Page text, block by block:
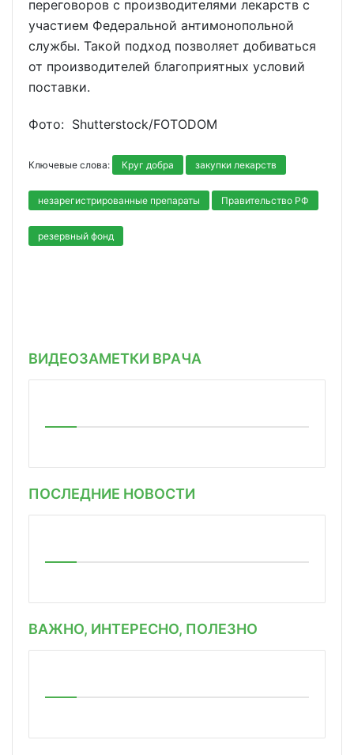
переговоров с производителями лекарств с
участием Федеральной антимонопольной
службы. Такой подход позволяет добиваться
от производителей благоприятных условий
поставки.
Фото: Shutterstoсk/FOTODOM
Ключевые слова: Круг добра закупки лекарств
незарегистрированные препараты Правительство РФ
резервный фонд
ВИДЕОЗАМЕТКИ ВРАЧА
ПОСЛЕДНИЕ НОВОСТИ
ВАЖНО, ИНТЕРЕСНО, ПОЛЕЗНО